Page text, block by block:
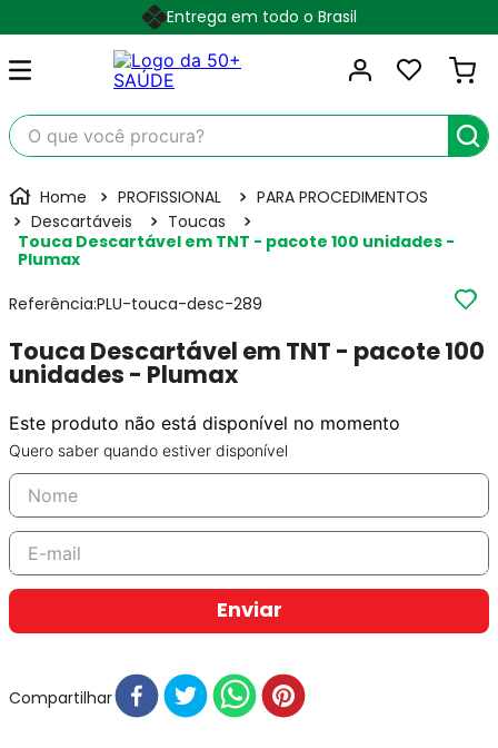
Entrega em todo o Brasil
O que você procura?
PROFISSIONAL
PARA PROCEDIMENTOS
Descartáveis
Toucas
Touca Descartável em TNT - pacote 100 unidades -
Plumax
Referência:PLU-touca-desc-289
Touca Descartável em TNT - pacote 100
unidades - Plumax
Este produto não está disponível no momento
Quero saber quando estiver disponível
Enviar
Compartilhar